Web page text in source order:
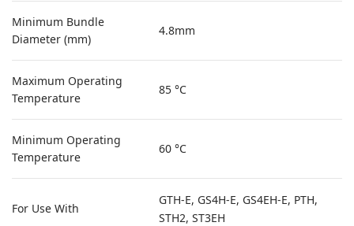
Minimum Bundle
Diameter (mm)
4.8mm
Maximum Operating
Temperature
85 °C
Minimum Operating
Temperature
60 °C
For Use With
GTH-E, GS4H-E, GS4EH-E, PTH,
STH2, ST3EH